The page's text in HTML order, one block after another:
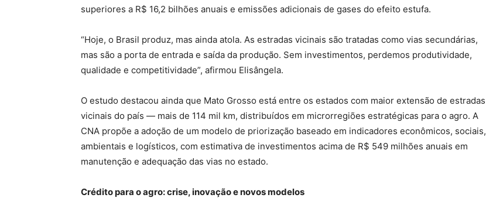
superiores a R$ 16,2 bilhões anuais e emissões adicionais de gases do efeito estufa.
“Hoje, o Brasil produz, mas ainda atola. As estradas vicinais são tratadas como vias secundárias,
mas são a porta de entrada e saída da produção. Sem investimentos, perdemos produtividade,
qualidade e competitividade”, afirmou Elisângela.
O estudo destacou ainda que Mato Grosso está entre os estados com maior extensão de estradas
vicinais do país — mais de 114 mil km, distribuídos em microrregiões estratégicas para o agro. A
CNA propõe a adoção de um modelo de priorização baseado em indicadores econômicos, sociais,
ambientais e logísticos, com estimativa de investimentos acima de R$ 549 milhões anuais em
manutenção e adequação das vias no estado.
Crédito para o agro: crise, inovação e novos modelos